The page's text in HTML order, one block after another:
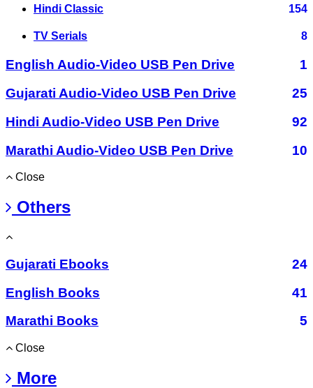
Hindi Classic 154
TV Serials 8
English Audio-Video USB Pen Drive
1
Gujarati Audio-Video USB Pen Drive
25
Hindi Audio-Video USB Pen Drive
92
Marathi Audio-Video USB Pen Drive
10
Close
Others
Gujarati Ebooks
24
English Books
41
Marathi Books
5
Close
More